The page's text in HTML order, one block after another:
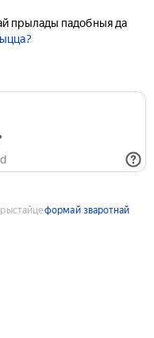
прылады падобныя да
формай зваротнай